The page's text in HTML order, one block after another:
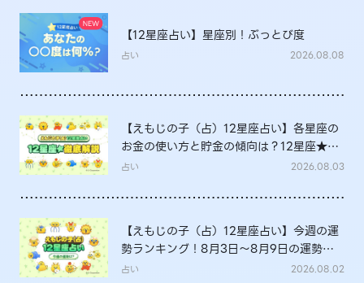
【12星座占い】星座別！ぶっとび度
占い 2026.08.08
【えもじの子（占）12星座占い】各星座の
お金の使い方と貯金の傾向は？12星座★徹
底解説
占い 2026.08.03
【えもじの子（占）12星座占い】今週の運
勢ランキング！8月3日～8月9日の運勢
は？
占い 2026.08.02